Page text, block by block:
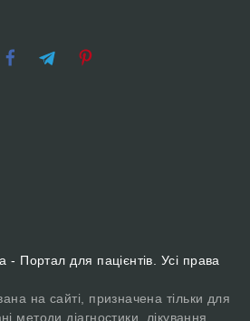
Портал для пацієнтів. Усі права
на сайті, призначена тільки для
методи діагностики, лікування,